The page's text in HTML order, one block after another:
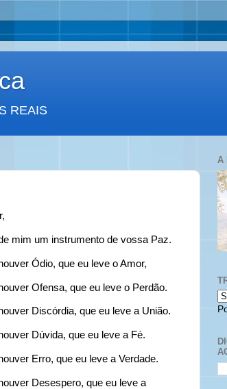
REAIS
mim um instrumento de vossa Paz.
Ódio, que eu leve o Amor,
Ofensa, que eu leve o Perdão.
Discórdia, que eu leve a União.
Dúvida, que eu leve a Fé.
Erro, que eu leve a Verdade.
Desespero, que eu leve a
A